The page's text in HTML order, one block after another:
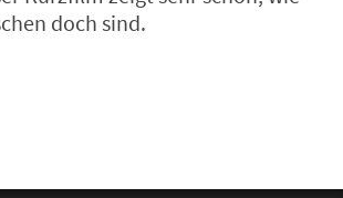
doch sind.